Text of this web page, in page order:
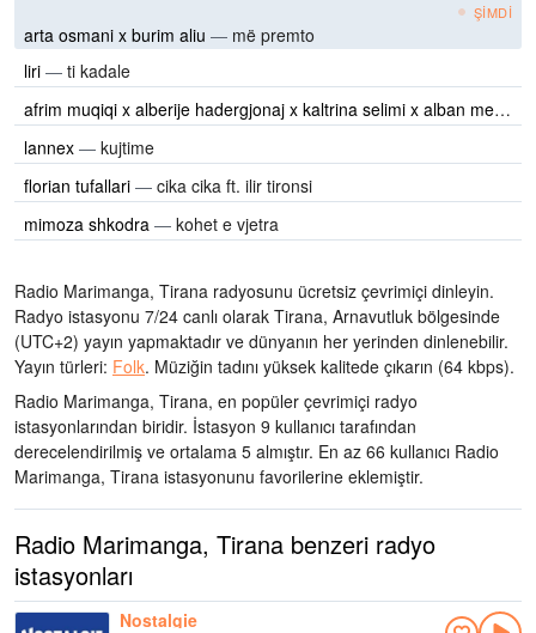
ŞIMDI
arta osmani x burim aliu — më premto
liri — ti kadale
afrim muqiqi x alberije hadergjonaj x kaltrina selimi x alban mehmeti
lannex — kujtime
florian tufallari — cika cika ft. ilir tironsi
mimoza shkodra — kohet e vjetra
Radio Marimanga, Tirana radyosunu ücretsiz çevrimiçi dinleyin.
Radyo istasyonu 7/24 canlı olarak Tirana, Arnavutluk bölgesinde
(UTC+2) yayın yapmaktadır ve dünyanın her yerinden dinlenebilir.
Yayın türleri: Folk. Müziğin tadını yüksek kalitede çıkarın (64 kbps).
Radio Marimanga, Tirana, en popüler çevrimiçi radyo
istasyonlarından biridir. İstasyon 9 kullanıcı tarafından
derecelendirilmiş ve ortalama 5 almıştır. En az 66 kullanıcı Radio
Marimanga, Tirana istasyonunu favorilerine eklemiştir.
Radio Marimanga, Tirana benzeri radyo
istasyonları
Nostalgie